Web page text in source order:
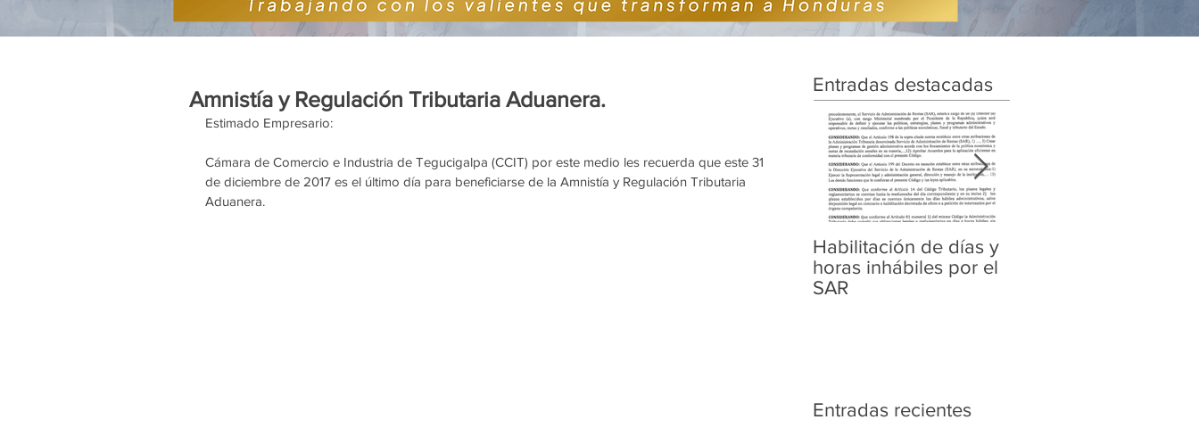
Amnistía y Regulación Tributaria Aduanera.
Estimado Empresario:
Cámara de Comercio e Industria de Tegucigalpa (CCIT) por este medio les recuerda que este 31
de diciembre de 2017 es el último día para beneficiarse de la Amnistía y Regulación Tributaria
Aduanera.
Entradas destacadas
Habilitación de días y
horas inhábiles por el
SAR
Entradas recientes